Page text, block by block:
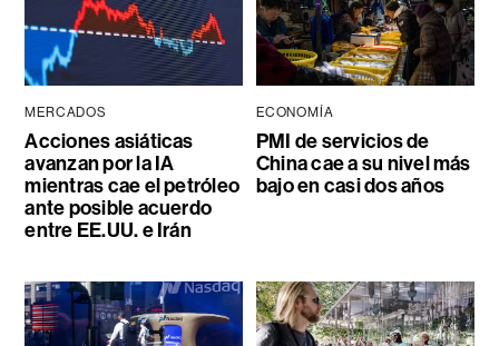
MERCADOS
Acciones asiáticas
avanzan por la IA
mientras cae el petróleo
ante posible acuerdo
entre EE.UU. e Irán
ECONOMÍA
PMI de servicios de
China cae a su nivel más
bajo en casi dos años